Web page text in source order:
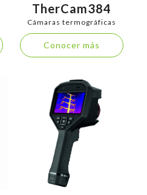
TherCam384
Cámaras termográficas
Conocer más